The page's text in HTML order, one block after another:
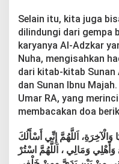
Selain itu, kita juga
dilindungi dari gempa
karyanya Al-Adzkar
Nuha, mengisahkan
dari kitab-kitab Sunan
dan Sunan Ibnu
Umar RA, yang
membacakan doa
وَالْآخِرَةِ، اَللَّهُمَّ إِنِّي أَسْأَلُكَ
وَأَهْلِي وَمَالِي ، اَللَّهُمَّ اسْتُرْ